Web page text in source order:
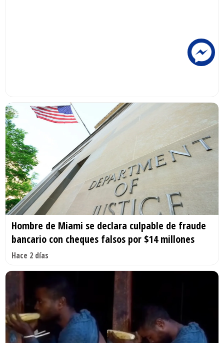
Hombre de Miami se declara culpable de fraude
bancario con cheques falsos por $14 millones
Hace 2 días